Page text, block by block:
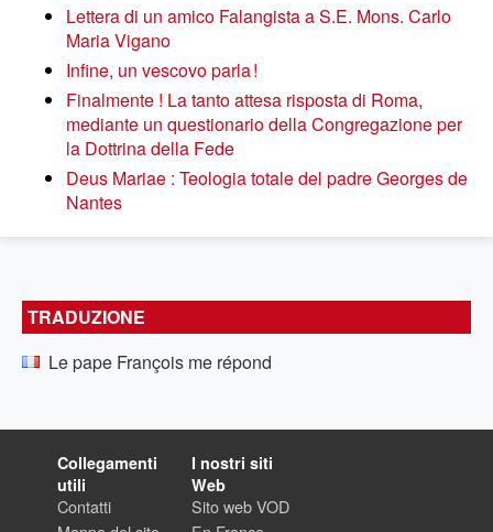
Lettera di un amico Falangista a S.E. Mons. Carlo
Maria Vigano
Infine, un vescovo parla !
Finalmente ! La tanto attesa risposta di Roma,
mediante un questionario della Congregazione per
la Dottrina della Fede
Deus Mariae : Teologia totale del padre Georges de
Nantes
TRADUZIONE
Le pape François me répond
Collegamenti
utili
Contatti
I nostri siti
Web
Sito web VOD